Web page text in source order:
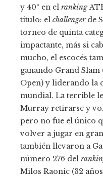
y 40º en el ranking
título: el challenger de
torneo de quinta
impactante, más si
mucho, el escocés
ganando Grand
Open) y liderando la
mundial. La terrible
Murray retirarse y
pero no fue el único
volver a jugar en
también llevaron a
número 276 del
Milos Raonic (32